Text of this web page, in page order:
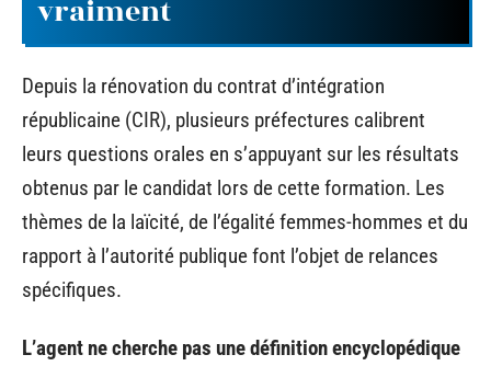
vraiment
Depuis la rénovation du contrat d’intégration
républicaine (CIR), plusieurs préfectures calibrent
leurs questions orales en s’appuyant sur les résultats
obtenus par le candidat lors de cette formation. Les
thèmes de la laïcité, de l’égalité femmes-hommes et du
rapport à l’autorité publique font l’objet de relances
spécifiques.
L’agent ne cherche pas une définition encyclopédique